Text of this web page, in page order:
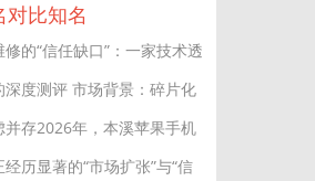
对比知名
的“信任缺口”：一家技术透
深度测评 市场背景：碎片化
并存2026年，本溪苹果手机
历显著的“市场扩张”与“信